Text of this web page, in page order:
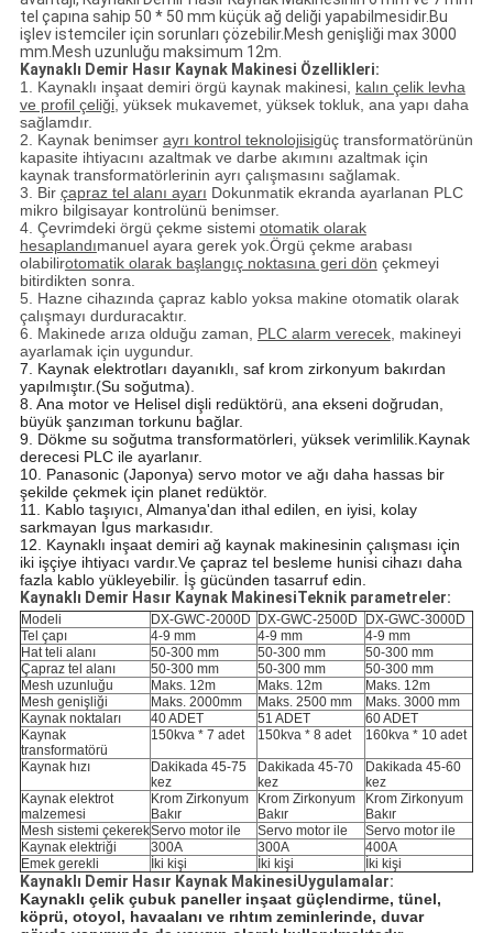
tel çapına sahip 50 * 50 mm küçük ağ deliği yapabilmesidir.Bu
işlev istemciler için sorunları çözebilir.Mesh genişliği max 3000
mm.Mesh uzunluğu maksimum 12m.
Kaynaklı Demir Hasır Kaynak Makinesi Özellikleri:
1. Kaynaklı inşaat demiri örgü kaynak makinesi, kalın çelik levha
ve profil çeliği, yüksek mukavemet, yüksek tokluk, ana yapı daha
sağlamdır.
2. Kaynak benimser ayrı kontrol teknolojisigüç transformatörünün
kapasite ihtiyacını azaltmak ve darbe akımını azaltmak için
kaynak transformatörlerinin ayrı çalışmasını sağlamak.
3. Bir çapraz tel alanı ayarı Dokunmatik ekranda ayarlanan PLC
mikro bilgisayar kontrolünü benimser.
4. Çevrimdeki örgü çekme sistemi otomatik olarak
hesaplandımanuel ayara gerek yok.Örgü çekme arabası
olabilirotomatik olarak başlangıç ​​noktasına geri dön çekmeyi
bitirdikten sonra.
5. Hazne cihazında çapraz kablo yoksa makine otomatik olarak
çalışmayı durduracaktır.
6. Makinede arıza olduğu zaman, PLC alarm verecek, makineyi
ayarlamak için uygundur.
7. Kaynak elektrotları dayanıklı, saf krom zirkonyum bakırdan
yapılmıştır.(Su soğutma).
8. Ana motor ve Helisel dişli redüktörü, ana ekseni doğrudan,
büyük şanzıman torkunu bağlar.
9. Dökme su soğutma transformatörleri, yüksek verimlilik.Kaynak
derecesi PLC ile ayarlanır.
10. Panasonic (Japonya) servo motor ve ağı daha hassas bir
şekilde çekmek için planet redüktör.
11. Kablo taşıyıcı, Almanya'dan ithal edilen, en iyisi, kolay
sarkmayan Igus markasıdır.
12. Kaynaklı inşaat demiri ağ kaynak makinesinin çalışması için
iki işçiye ihtiyacı vardır.Ve çapraz tel besleme hunisi cihazı daha
fazla kablo yükleyebilir. İş gücünden tasarruf edin.
Kaynaklı Demir Hasır Kaynak MakinesiTeknik parametreler:
Modeli DX-GWC-2000D DX-GWC-2500D
DX-GWC-3000D
Tel çapı
4-9 mm 4-9 mm
4-9 mm
Hat teli alanı
50-300 mm 50-300 mm
50-300 mm
Çapraz tel alanı
50-300 mm 50-300 mm
50-300 mm
Mesh uzunluğu
Maks. 12m Maks. 12m
Maks. 12m
Mesh genişliği
Maks. 2000mm Maks. 2500 mm
Maks. 3000 mm
Kaynak noktaları
40 ADET 51 ADET
60 ADET
Kaynak
transformatörü
150kva * 7 adet 150kva * 8 adet 160kva * 10 adet
Kaynak hızı
Dakikada 45-75
kez
Dakikada 45-70
kez
Dakikada 45-60
kez
Kaynak elektrot
malzemesi
Krom Zirkonyum
Bakır
Krom Zirkonyum
Bakır
Krom Zirkonyum
Bakır
Mesh sistemi çekerekServo motor ile Servo motor ile
Servo motor ile
Kaynak elektriği
300A 300A
400A
Emek gerekli
İki kişi İki kişi İki kişi
Kaynaklı Demir Hasır Kaynak MakinesiUygulamalar:
Kaynaklı çelik çubuk paneller inşaat güçlendirme, tünel,
köprü, otoyol, havaalanı ve rıhtım zeminlerinde, duvar